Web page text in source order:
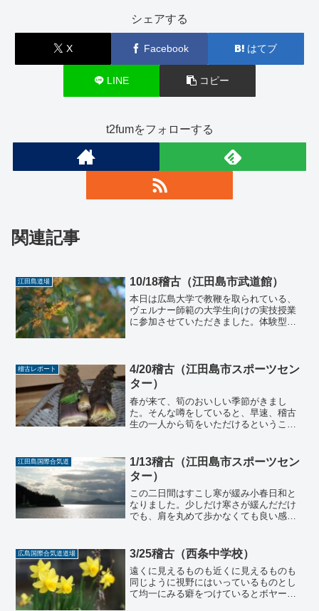
シェアする
X Facebook はてブ
LINE コピー
t2fumをフォローする
関連記事
江田島道場 10/18稽古（江田島市武道館）
本日は広島大学で教鞭を取られている、
ヴェルナー師範の大学生向けの実技授業
に参加させていただきました。体験型授
らうという授業でした。実...
稽古レポート
4/20稽古（江田島市スポーツセン
ター）
春が来て、筍のおいしい季節がきまし
た。そんな噂をしていると、早速、稽古
生の一人から筍をいただけるということ
なんとも言えない気持ちのいい渋みと柔
らかさがあります。田舎では...
江田島国際合気道
1/13稽古（江田島市スポーツセン
ター）
この二日間はすこし寒が緩み小春日和と
なりました。少しだけ寒さが緩んだだけ
でも、肩を丸めて歩かなくても良い感覚
ます。さて今日の稽古は遊び稽古１体操
２熊歩き、蜘蛛歩き３膝行...
広島国際合気道道場 3/25稽古（西条中学校）
遠くに見えるものも近くに見えるものも
同じように視野にはいっているものとし
て均一にみる癖をつけているとボヤーと